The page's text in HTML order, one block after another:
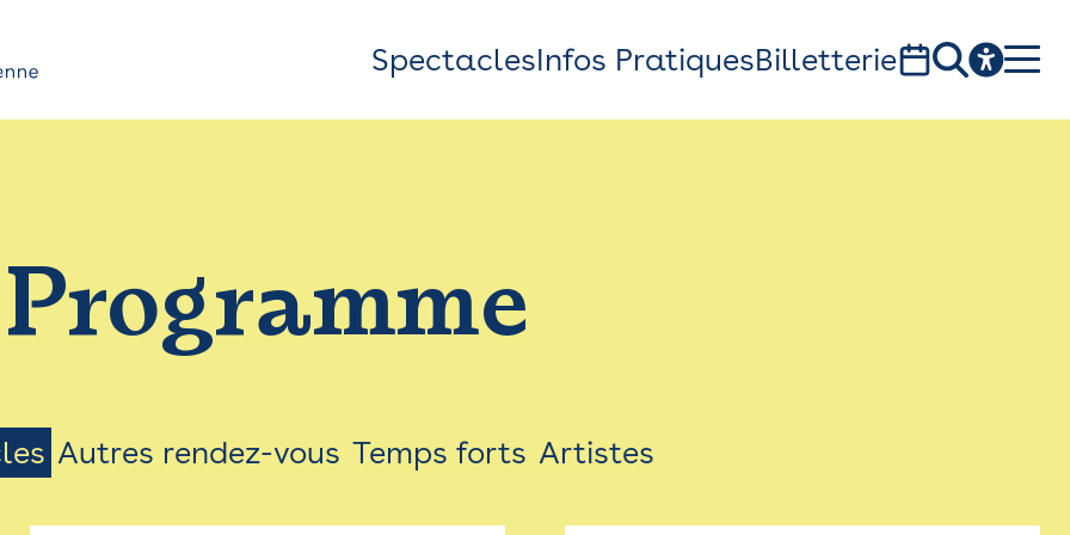
Top
Bar
Menu
SpectaclesInfos PratiquesBilletterie
1, av. du Chateau d'eau - 31300 Toulouse
Programme
Autres rendez-vous Temps forts Artistes